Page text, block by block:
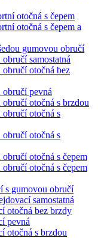
otočná s čepem
otočná s čepem a
gumovou obručí
samostatná
otočná bez
pevná
otočná s brzdou
otočná s
otočná s
otočná s čepem
otočná s čepem
gumovou obručí
samostatná
otočná bez brzdy
pevná
otočná s brzdou